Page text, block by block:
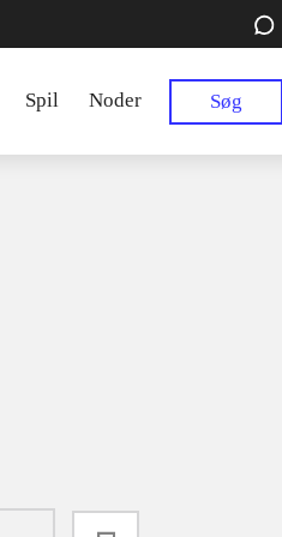
Spil Noder Søg